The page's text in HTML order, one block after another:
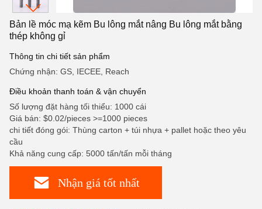
Bản lề móc mạ kẽm Bu lông mắt nâng Bu lông mắt bằng
thép không gỉ
Thông tin chi tiết sản phẩm
Chứng nhận: GS, IECEE, Reach
Điều khoản thanh toán & vận chuyển
Số lượng đặt hàng tối thiểu: 1000 cái
Giá bán: $0.02/pieces >=1000 pieces
chi tiết đóng gói: Thùng carton + túi nhựa + pallet hoặc theo yêu
cầu
Khả năng cung cấp: 5000 tấn/tấn mỗi tháng
Nhận giá tốt nhất